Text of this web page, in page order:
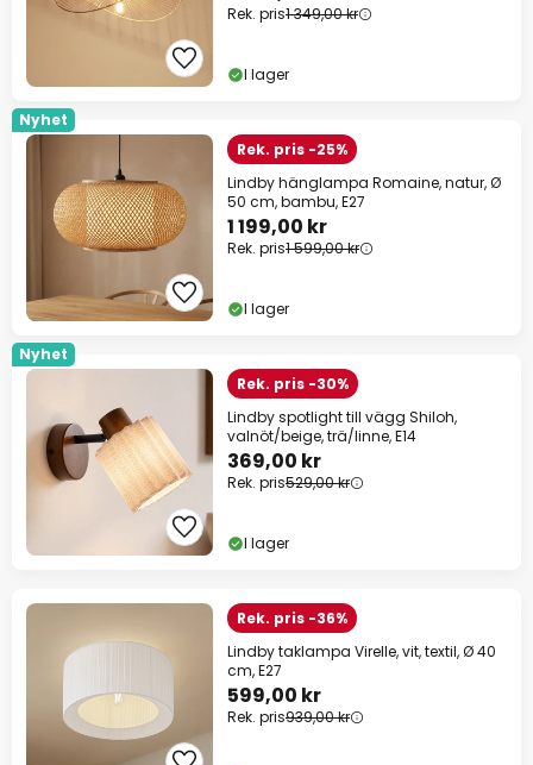
Rek. pris1 349,00 kr
I lager
Nyhet
Rek. pris -25%
Lindby hänglampa Romaine, natur, Ø
50 cm, bambu, E27
1 199,00 kr
Rek. pris1 599,00 kr
I lager
Nyhet
Rek. pris -30%
Lindby spotlight till vägg Shiloh,
valnöt/beige, trä/linne, E14
369,00 kr
Rek. pris529,00 kr
I lager
Rek. pris -36%
Lindby taklampa Virelle, vit, textil, Ø 40
cm, E27
599,00 kr
Rek. pris939,00 kr